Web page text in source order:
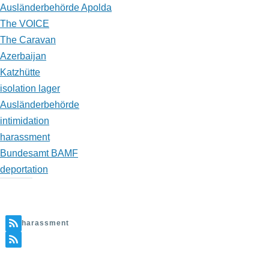
Ausländerbehörde Apolda
The VOICE
The Caravan
Azerbaijan
Katzhütte
isolation lager
Ausländerbehörde
intimidation
harassment
Bundesamt BAMF
deportation
harassment